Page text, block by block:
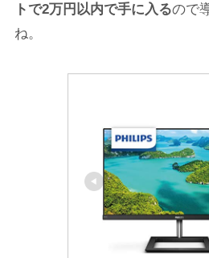
トで2万円以内で手に入るので
ね。